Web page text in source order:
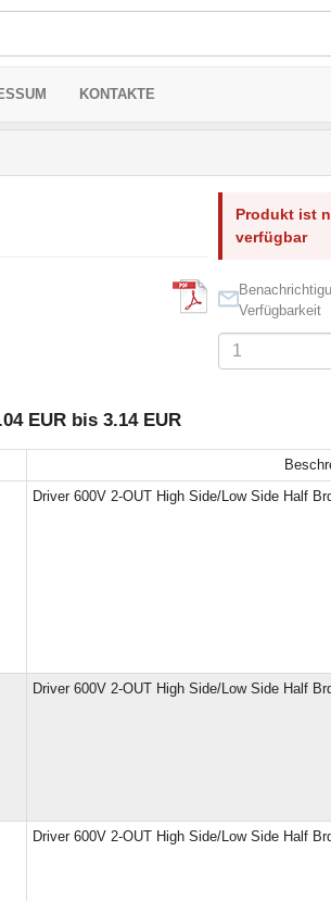
KONTAKTE
Produkt ist
verfügbar
Verfügbarkeit
EUR bis 3.14 EUR
Driver 600V 2-OUT High Side/Low Side Half
Driver 600V 2-OUT High Side/Low Side Half
Driver 600V 2-OUT High Side/Low Side Half